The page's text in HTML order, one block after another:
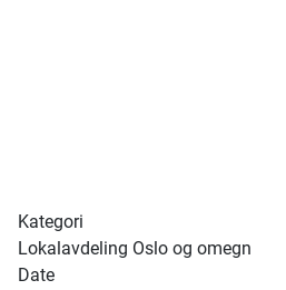
Kategori
Lokalavdeling Oslo og omegn
Date